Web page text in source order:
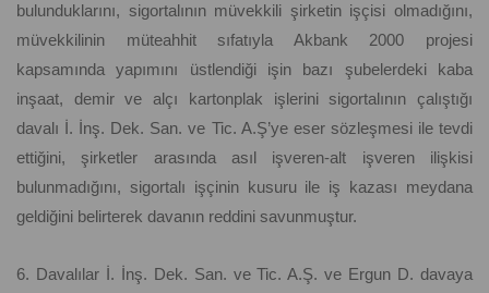
bulunduklarını, sigortalının müvekkili şirketin işçisi olmadığını,
müvekkilinin müteahhit sıfatıyla Akbank 2000 projesi
kapsamında yapımını üstlendiği işin bazı şubelerdeki kaba
inşaat, demir ve alçı kartonplak işlerini sigortalının çalıştığı
davalı İ. İnş. Dek. San. ve Tic. A.Ş’ye eser sözleşmesi ile tevdi
ettiğini, şirketler arasında asıl işveren-alt işveren ilişkisi
bulunmadığını, sigortalı işçinin kusuru ile iş kazası meydana
geldiğini belirterek davanın reddini savunmuştur.
6. Davalılar İ. İnş. Dek. San. ve Tic. A.Ş. ve Ergun D. davaya